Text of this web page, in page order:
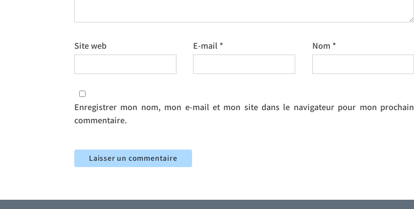
Nom *
E-mail *
Site web
Enregistrer mon nom, mon e-mail et mon site dans le navigateur pour mon prochain
commentaire.